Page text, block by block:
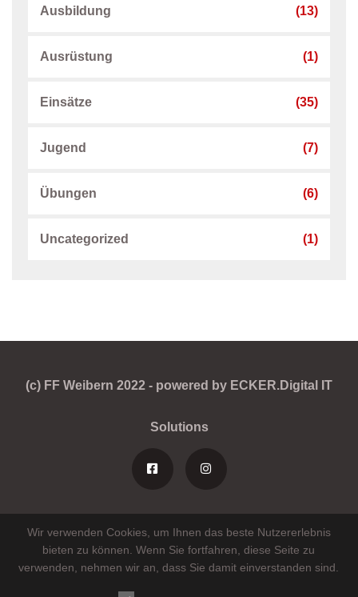
Ausbildung (13)
Ausrüstung (1)
Einsätze (35)
Jugend (7)
Übungen (6)
Uncategorized (1)
(c) FF Weibern 2022 - powered by ECKER.Digital IT
Solutions
Wir verwenden Cookies, um Ihnen das beste Nutzererlebnis
bieten zu können. Wenn Sie fortfahren, diese Seite zu
verwenden, nehmen wir an, dass Sie damit einverstanden sind.